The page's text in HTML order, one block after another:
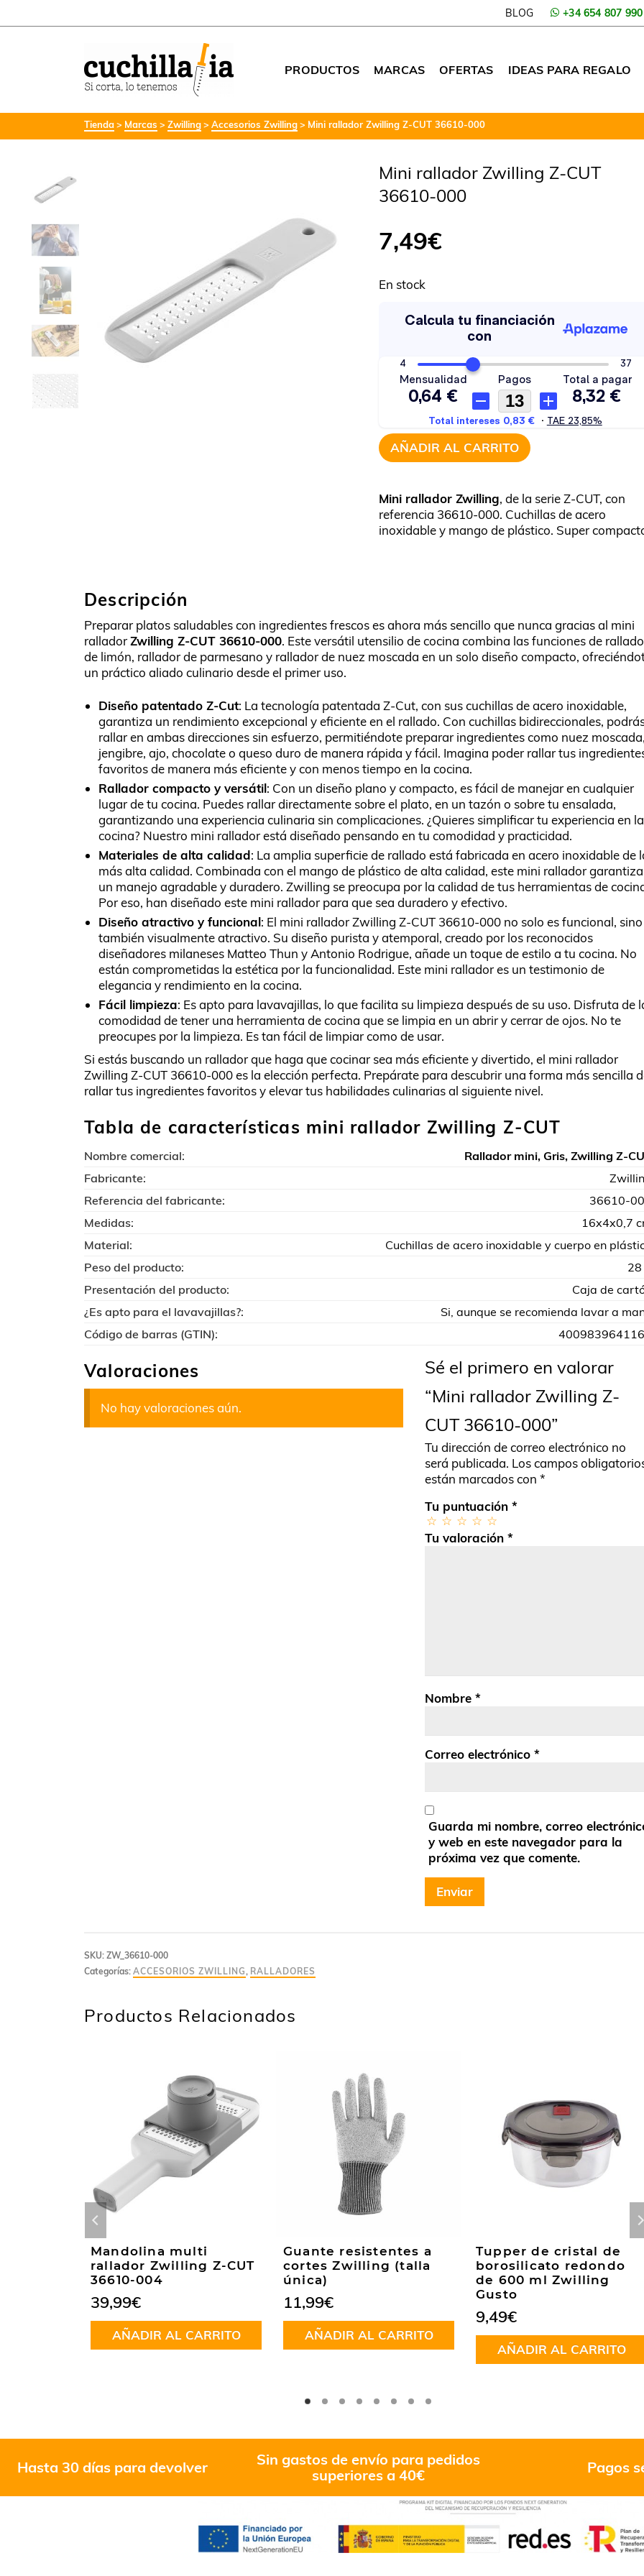
BLOG +34 654 807 990
PRODUCTOS MARCAS OFERTAS IDEAS PARA REGALO
Tienda Marcas Zwilling Accesorios Zwilling Mini rallador Zwilling Z-CUT 36610-000
Mini rallador Zwilling Z-CUT
36610-000
7,49€
En stock
AÑADIR AL CARRITO
Mini rallador Zwilling, de la serie Z-CUT, con
referencia 36610-000. Cuchillas de acero
inoxidable y mango de plástico. Super
Descripción
Preparar platos saludables con ingredientes frescos es ahora más sencillo que nunca gracias al mini
ralladorZwilling Z-CUT 36610-000. Este versátil utensilio de cocina combina las funciones de
de limón, rallador de parmesano y rallador de nuez moscada en un solo diseño compacto,
un práctico aliado culinario desde el primer uso.
Diseño patentado Z-Cut: La tecnología patentada Z-Cut, con sus cuchillas de acero inoxidable,
garantiza un rendimiento excepcional y eficiente en el rallado. Con cuchillas bidireccionales,
rallar en ambas direcciones sin esfuerzo, permitiéndote preparar ingredientes como nuez
jengibre, ajo, chocolate o queso duro de manera rápida y fácil. Imagina poder rallar tus
favoritos de manera más eficiente y con menos tiempo en la cocina.
Rallador compacto y versátil: Con un diseño plano y compacto, es fácil de manejar en cualquier
lugar de tu cocina. Puedes rallar directamente sobre el plato, en un tazón o sobre tu ensalada,
garantizando una experiencia culinaria sin complicaciones. ¿Quieres simplificar tu experiencia en la
cocina? Nuestro mini rallador está diseñado pensando en tu comodidad y practicidad.
Materiales de alta calidad: La amplia superficie de rallado está fabricada en acero inoxidable de
más alta calidad. Combinada con el mango de plástico de alta calidad, este mini rallador garantiza
un manejo agradable y duradero. Zwilling se preocupa por la calidad de tus herramientas de
Por eso, han diseñado este mini rallador para que sea duradero y efectivo.
Diseño atractivo y funcional: El mini rallador Zwilling Z-CUT 36610-000 no solo es funcional, sino
también visualmente atractivo. Su diseño purista y atemporal, creado por los reconocidos
diseñadores milaneses Matteo Thun y Antonio Rodrigue, añade un toque de estilo a tu cocina. No
están comprometidas la estética por la funcionalidad. Este mini rallador es un testimonio de
elegancia y rendimiento en la cocina.
Fácil limpieza: Es apto para lavavajillas, lo que facilita su limpieza después de su uso. Disfruta de
comodidad de tener una herramienta de cocina que se limpia en un abrir y cerrar de ojos. No te
preocupes por la limpieza. Es tan fácil de limpiar como de usar.
Si estás buscando un rallador que haga que cocinar sea más eficiente y divertido, el mini rallador
Zwilling Z-CUT 36610-000 es la elección perfecta. Prepárate para descubrir una forma más sencilla
rallar tus ingredientes favoritos y elevar tus habilidades culinarias al siguiente nivel.
Tabla de características mini rallador Zwilling Z-CUT
Nombre comercial:
Rallador mini, Gris, Zwilling Z-
Fabricante:
Referencia del fabricante:
36610-
Medidas:
16x4x0,7
Material:
Cuchillas de acero inoxidable y cuerpo en
Peso del producto:
Presentación del producto:
Caja de
¿Es apto para el lavavajillas?:
Si, aunque se recomienda lavar a
Código de barras (GTIN):
Valoraciones
No hay valoraciones aún.
Sé el primero en valorar
“Mini rallador Zwilling Z-
CUT 36610-000”
Tu dirección de correo electrónico no
será publicada. Los campos
están marcados con *
Tu puntuación *
Tu valoración *
Nombre *
Correo electrónico *
Guarda mi nombre, correo
y web en este navegador para la
próxima vez que comente.
SKU: ZW_36610-000
Categorías: ACCESORIOS ZWILLING, RALLADORES
Productos Relacionados
Mandolina multi
rallador Zwilling Z-CUT
36610-004
39,99€
AÑADIR AL CARRITO
Guante resistentes a
cortes Zwilling (talla
única)
11,99€
AÑADIR AL CARRITO
Tupper de cristal de
borosilicato redondo
de 600 ml Zwilling
Gusto
9,49€
AÑADIR AL CARRITO
Hasta 30 días para devolver
Sin gastos de envío para pedidos
superiores a 40€
Pagos